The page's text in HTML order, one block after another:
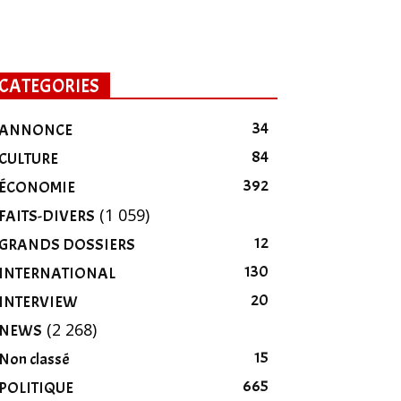
34
84
392
DIVERS (1 059)
DOSSIERS
12
130
20
(2 268)
classé
15
665